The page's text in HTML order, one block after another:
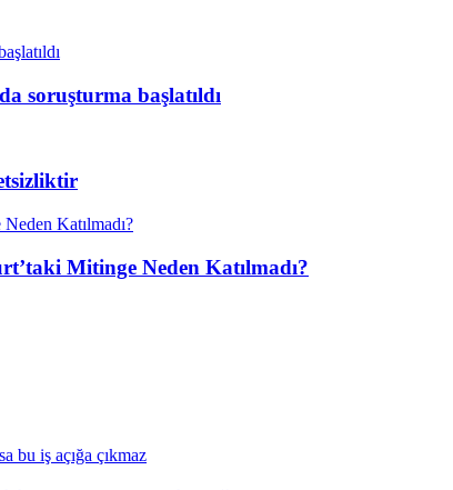
soruşturma başlatıldı
Mitinge Neden Katılmadı?